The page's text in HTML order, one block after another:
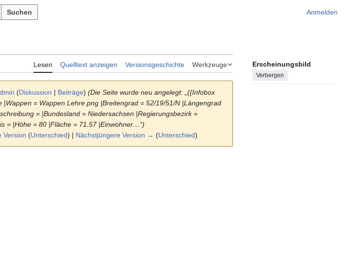
Suchen Anmelden
Lesen Quelltext anzeigen Versionsgeschichte Werkzeuge Erscheinungsbild
Verbergen
(Diskussion | Beiträge) (Die Seite wurde neu angelegt: „{{Infobox
= Wappen Lehre.png |Breitengrad = 52/19/51/N |Längengrad
= |Bundesland = Niedersachsen |Regierungsbezirk =
= |Höhe = 80 |Fläche = 71.57 |Einwohner…“)
Version (Unterschied) | Nächstjüngere Version → (Unterschied)